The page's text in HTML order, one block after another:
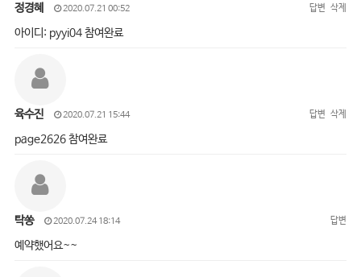
정경혜 2020.07.21 00:52 답변 삭제
아이디: pyyi04 참여완료
육수진 2020.07.21 15:44 답변 삭제
page2626 참여완료
탁쏭 2020.07.24 18:14 답변
예약했어요~~